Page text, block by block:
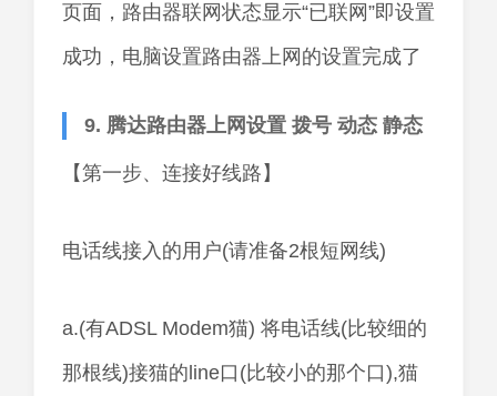
页面，路由器联网状态显示“已联网”即设置
成功，电脑设置路由器上网的设置完成了
9. 腾达路由器上网设置 拨号 动态 静态
【第一步、连接好线路】
电话线接入的用户(请准备2根短网线)
a.(有ADSL Modem猫) 将电话线(比较细的
那根线)接猫的line口(比较小的那个口),猫